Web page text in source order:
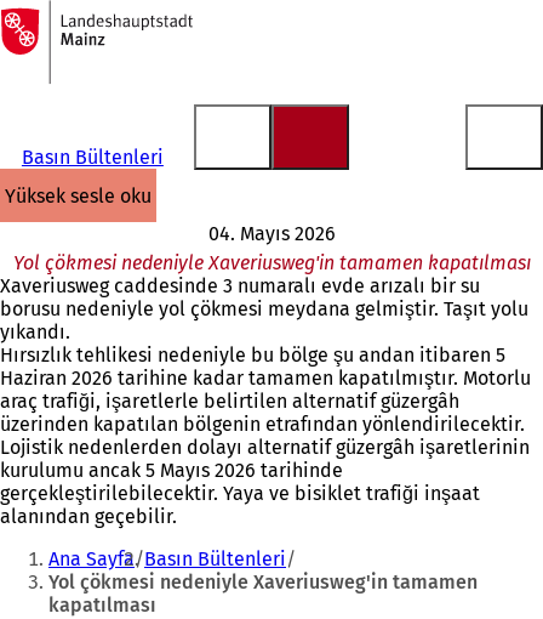
İçeriğe atla
Ana
sayfaya
Basın Bültenleri
yüksek sesle oku
04. Mayıs 2026
Yol çökmesi nedeniyle Xaveriusweg'in tamamen kapatılması
Xaveriusweg caddesinde 3 numaralı evde arızalı bir su
borusu nedeniyle yol çökmesi meydana gelmiştir. Taşıt yolu
yıkandı.
Hırsızlık tehlikesi nedeniyle bu bölge şu andan itibaren 5
Haziran 2026 tarihine kadar tamamen kapatılmıştır. Motorlu
araç trafiği, işaretlerle belirtilen alternatif güzergâh
üzerinden kapatılan bölgenin etrafından yönlendirilecektir.
Lojistik nedenlerden dolayı alternatif güzergâh işaretlerinin
kurulumu ancak 5 Mayıs 2026 tarihinde
gerçekleştirilebilecektir. Yaya ve bisiklet trafiği inşaat
alanından geçebilir.
Buradasınız:
Ana Sayfa Basın Bültenleri
Yol çökmesi nedeniyle Xaveriusweg'in tamamen
kapatılması